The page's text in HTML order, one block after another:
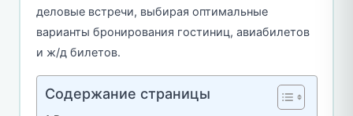
деловые встречи, выбирая оптимальные
варианты бронирования гостиниц, авиабилетов
и ж/д билетов.
Содержание страницы